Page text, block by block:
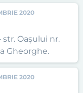
2020
str. Oașului nr.
Gheorghe.
2020